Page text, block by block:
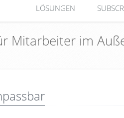
LÖSUNGEN
Mitarbeiter im